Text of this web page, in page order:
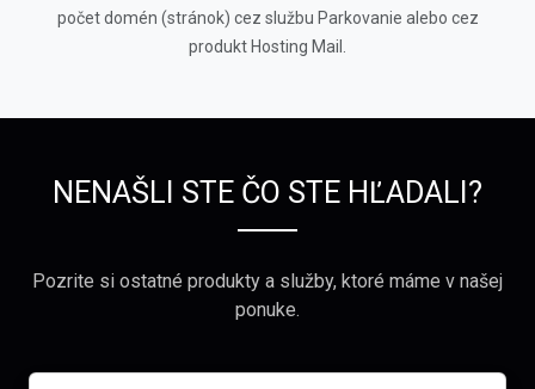
počet domén (stránok) cez službu Parkovanie alebo cez
produkt Hosting Mail.
NENAŠLI STE ČO STE HĽADALI?
Pozrite si ostatné produkty a služby, ktoré máme v našej
ponuke.